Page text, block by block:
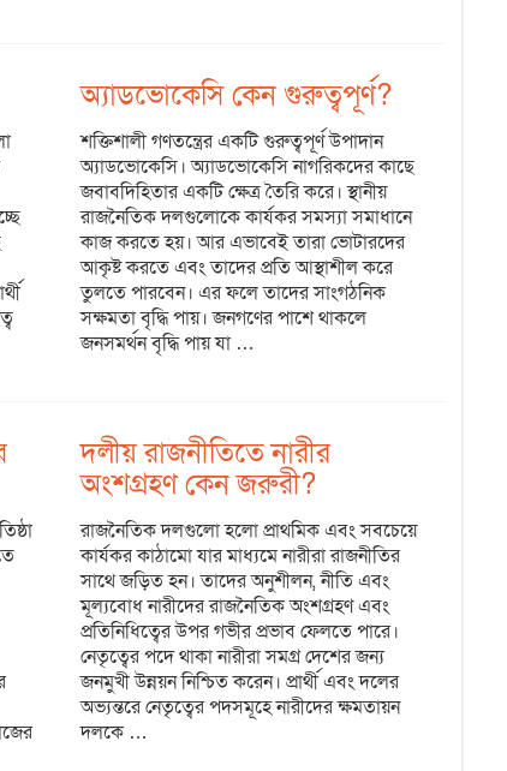
অ্যাডভোকেসি কেন গুরুত্বপূর্ণ?
শক্তিশালী গণতন্ত্রের একটি গুরুত্বপূর্ণ উপাদান
অ্যাডভোকেসি। অ্যাডভোকেসি নাগরিকদের কাছে
জবাবদিহিতার একটি ক্ষেত্র তৈরি করে। স্থানীয়
রাজনৈতিক দলগুলোকে কার্যকর সমস্যা সমাধানে
কাজ করতে হয়। আর এভাবেই তারা ভোটারদের
আকৃষ্ট করতে এবং তাদের প্রতি আস্থাশীল করে
তুলতে পারবেন। এর ফলে তাদের সাংগঠনিক
সক্ষমতা বৃদ্ধি পায়। জনগণের পাশে থাকলে
জনসমর্থন বৃদ্ধি পায় যা …
দলীয় রাজনীতিতে নারীর
অংশগ্রহণ কেন জরুরী?
রাজনৈতিক দলগুলো হলো প্রাথমিক এবং সবচেয়ে
কার্যকর কাঠামো যার মাধ্যমে নারীরা রাজনীতির
সাথে জড়িত হন। তাদের অনুশীলন, নীতি এবং
মূল্যবোধ নারীদের রাজনৈতিক অংশগ্রহণ এবং
প্রতিনিধিত্বের উপর গভীর প্রভাব ফেলতে পারে।
নেতৃত্বের পদে থাকা নারীরা সমগ্র দেশের জন্য
জনমুখী উন্নয়ন নিশ্চিত করেন। প্রার্থী এবং দলের
অভ্যন্তরে নেতৃত্বের পদসমূহে নারীদের ক্ষমতায়ন
দলকে …